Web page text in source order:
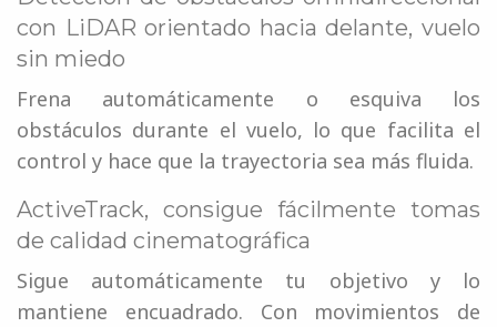
con LiDAR orientado hacia delante, vuelo
sin miedo
Frena automáticamente o esquiva los
obstáculos durante el vuelo, lo que facilita el
control y hace que la trayectoria sea más fluida.
ActiveTrack, consigue fácilmente tomas
de calidad cinematográfica
Sigue automáticamente tu objetivo y lo
mantiene encuadrado. Con movimientos de